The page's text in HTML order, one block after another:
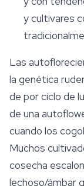
y cultivares
Las
la genética
de por ciclo de
de una
cuando los
Muchos
cosecha
lechoso/ámbar